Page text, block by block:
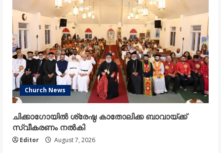
Church News
ചിക്കാഗോയിൽ ശ്രേഷ്ഠ കാതോലിക്ക ബാവായ്ക്ക്
സ്വീകരണം നൽകി
Editor August 7, 2026